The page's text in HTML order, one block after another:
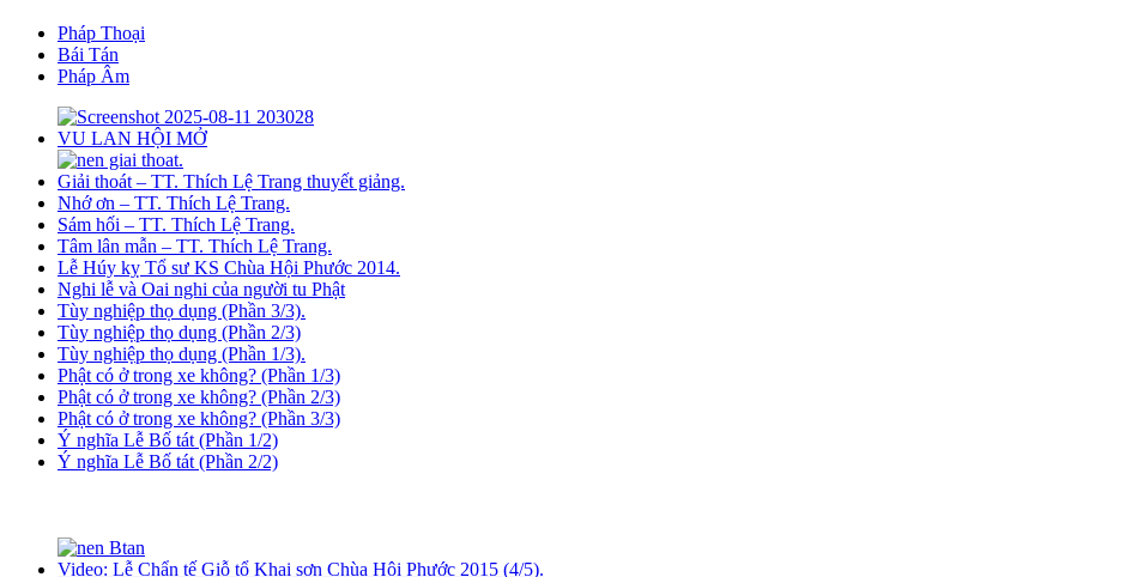
Pháp Thoại
Bái Tán
Pháp Âm
VU LAN HỘI MỞ
Giải thoát – TT. Thích Lệ Trang thuyết giảng.
Nhớ ơn – TT. Thích Lệ Trang.
Sám hối – TT. Thích Lệ Trang.
Tâm lân mẫn – TT. Thích Lệ Trang.
Lễ Húy kỵ Tổ sư KS Chùa Hội Phước 2014.
Nghi lễ và Oai nghi của người tu Phật
Tùy nghiệp thọ dụng (Phần 3/3).
Tùy nghiệp thọ dụng (Phần 2/3)
Tùy nghiệp thọ dụng (Phần 1/3).
Phật có ở trong xe không? (Phần 1/3)
Phật có ở trong xe không? (Phần 2/3)
Phật có ở trong xe không? (Phần 3/3)
Ý nghĩa Lễ Bố tát (Phần 1/2)
Ý nghĩa Lễ Bố tát (Phần 2/2)
Video: Lễ Chẩn tế Giỗ tổ Khai sơn Chùa Hội Phước 2015 (4/5).